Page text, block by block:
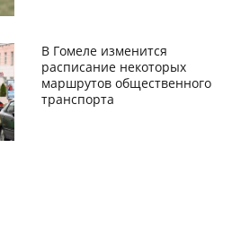
В Гомеле изменится
расписание некоторых
маршрутов общественного
транспорта